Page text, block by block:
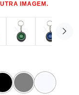
IMAGEM.